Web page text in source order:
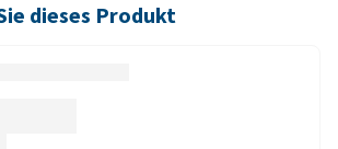
dieses Produkt